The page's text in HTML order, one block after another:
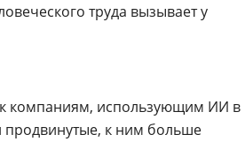
труда вызывает у
компаниям, использующим ИИ в
продвинутые, к ним больше